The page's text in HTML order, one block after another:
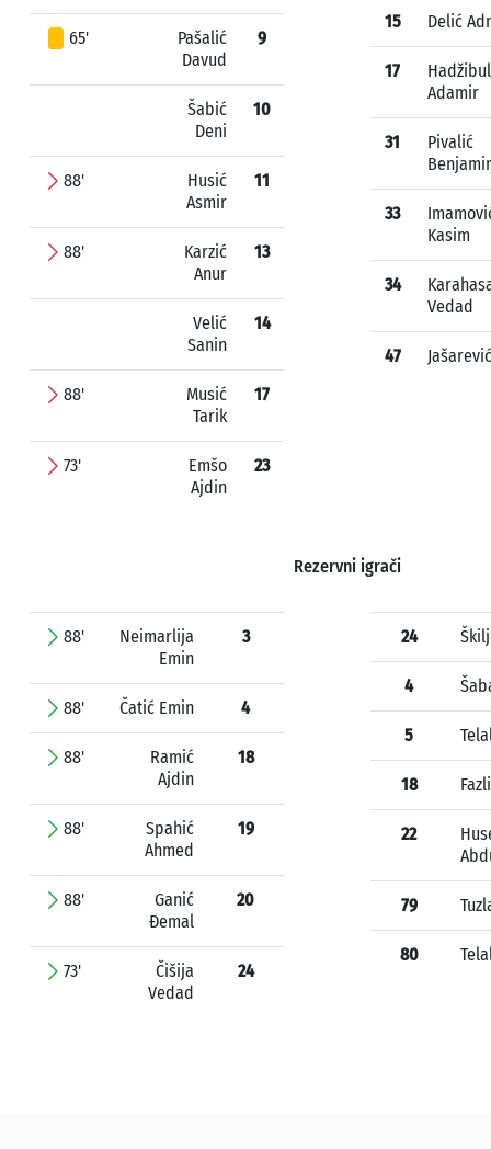
65'
Pašalić
Davud
9
Šabić
Deni
10
88'
Husić
Asmir
11
88'
Karzić
Anur
13
Velić
Sanin
14
88'
Musić
Tarik
17
73'
Emšo
Ajdin
23
15 Delić
17
Adamir
31
Pivalić
33
Kasim
34
Vedad
47
Rezervni igrači
88'
Neimarlija
Emin
3
88' Čatić Emin 4
88'
Ramić
Ajdin
18
88'
Spahić
Ahmed
19
88'
Ganić
Đemal
20
73'
Čišija
Vedad
24
24
4
5
18
22
79
80